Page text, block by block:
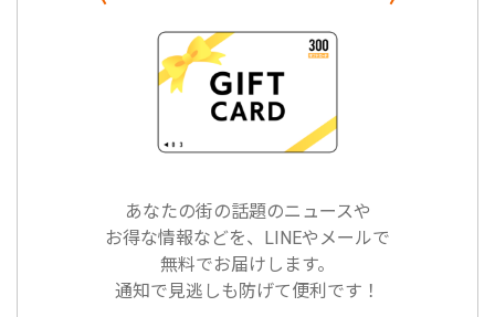
あなたの街の話題のニュースや
お得な情報などを、LINEやメールで
無料でお届けします。
通知で見逃しも防げて便利です！